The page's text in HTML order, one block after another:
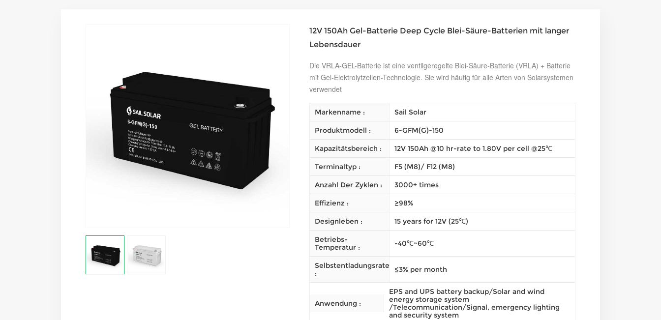
12V 150Ah Gel-Batterie Deep Cycle Blei-Säure-Batterien mit langer
Lebensdauer
Die VRLA-GEL-Batterie ist eine ventilgeregelte Blei-Säure-Batterie (VRLA) + Batterie
mit Gel-Elektrolytzellen-Technologie. Sie wird häufig für alle Arten von Solarsystemen
verwendet
Markenname : Sail Solar
Produktmodell : 6-GFM(G)-150
Kapazitätsbereich : 12V 150Ah @10 hr-rate to 1.80V per cell @25℃
Terminaltyp : F5 (M8)/ F12 (M8)
Anzahl Der Zyklen : 3000+ times
Effizienz : ≥98%
Designleben : 15 years for 12V (25℃)
Betriebs-
Temperatur :
-40℃~60℃
Selbstentladungsrate
:
≤3% per month
Anwendung :
EPS and UPS battery backup/Solar and wind
energy storage system
/Telecommunication/Signal, emergency lighting
and security system